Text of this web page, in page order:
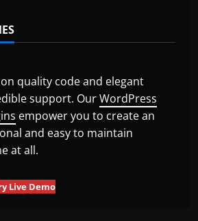
quality code and elegant
support. OurWordPress
empower you to create an
and easy to maintain
at all.
Live Demo